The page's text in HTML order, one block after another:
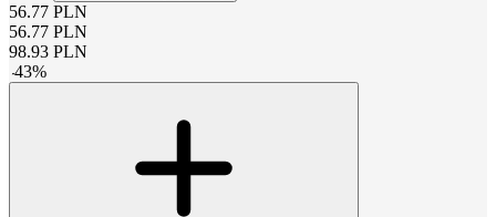
56.77 PLN
56.77 PLN
98.93 PLN
-43%